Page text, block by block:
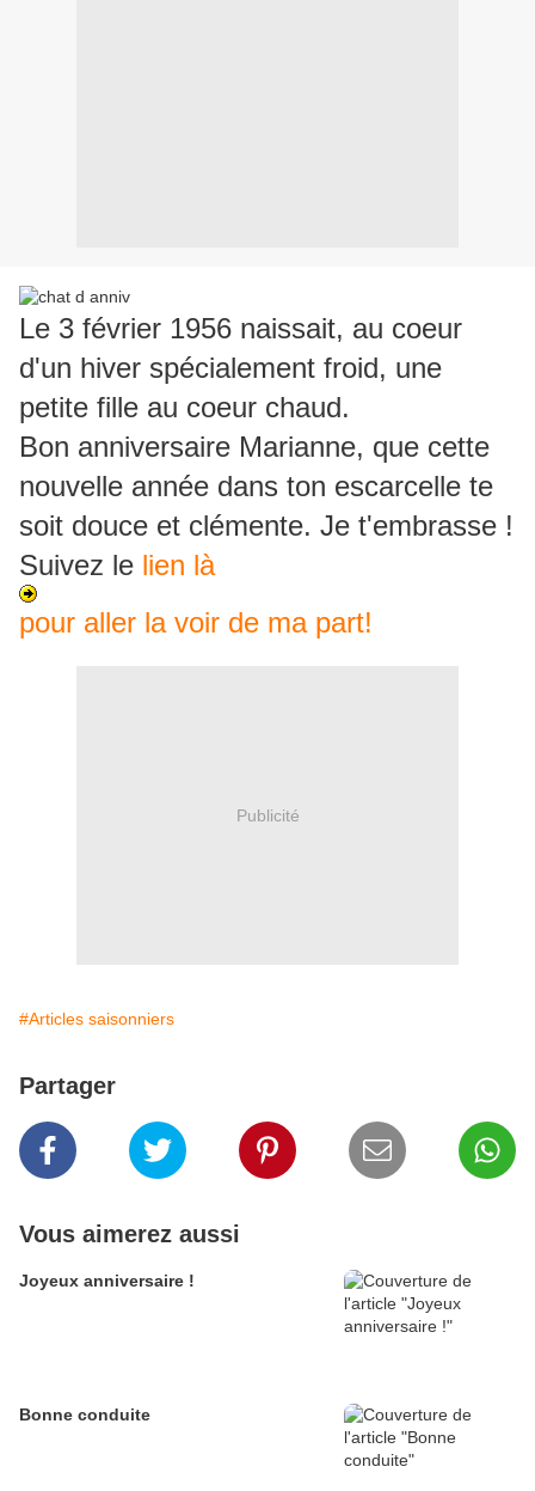
Le 3 février 1956 naissait, au coeur
d'un hiver spécialement froid, une
petite fille au coeur chaud.
Bon anniversaire Marianne, que cette
nouvelle année dans ton escarcelle te
soit douce et clémente. Je t'embrasse !
Suivez le lien là
pour aller la voir de ma part!
Publicité
#Articles saisonniers
Partager
Vous aimerez aussi
Joyeux anniversaire !
Bonne conduite